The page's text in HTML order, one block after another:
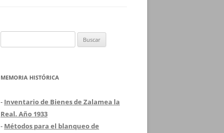
MEMORIA HISTÓRICA
- Inventario de Bienes de Zalamea la
Real. Año 1933
- Métodos para el blanqueo de